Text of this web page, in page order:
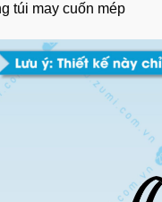
túi may cuốn mép